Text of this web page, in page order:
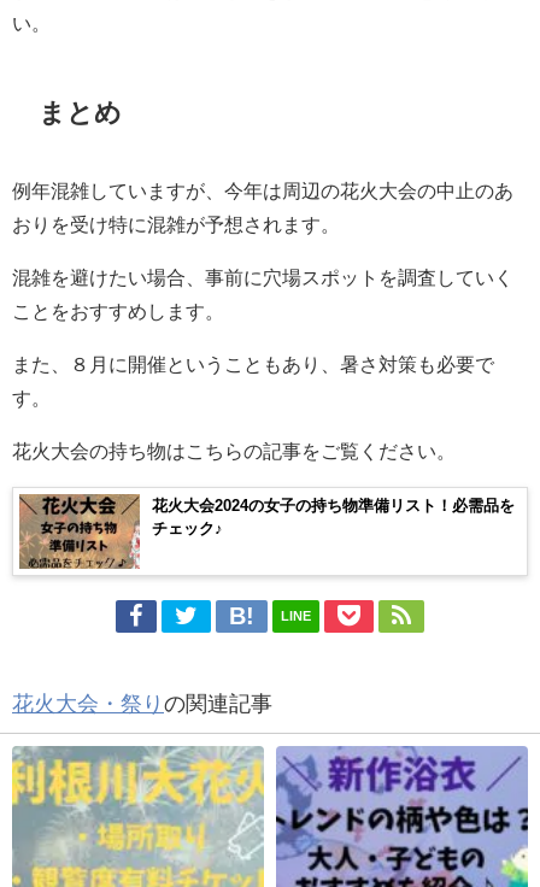
い。
まとめ
例年混雑していますが、今年は周辺の花火大会の中止のあ
おりを受け特に混雑が予想されます。
混雑を避けたい場合、事前に穴場スポットを調査していく
ことをおすすめします。
また、８月に開催ということもあり、暑さ対策も必要で
す。
花火大会の持ち物はこちらの記事をご覧ください。
花火大会2024の女子の持ち物準備リスト！必需品を
チェック♪
LINE
花火大会・祭り の関連記事